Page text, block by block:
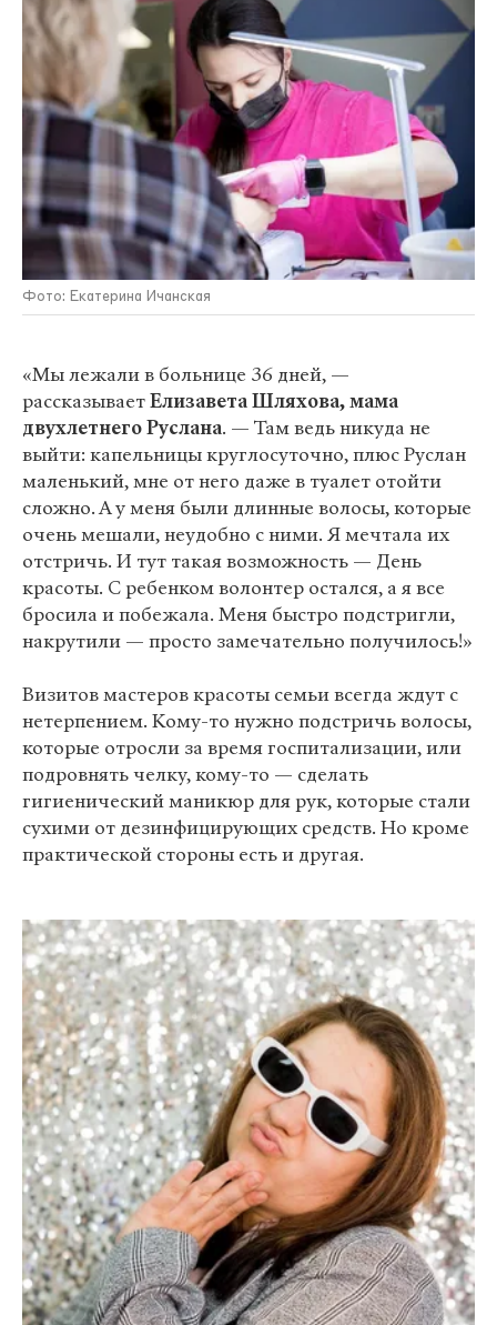
Фото: Екатерина Ичанская
«Мы лежали в больнице 36 дней, —
рассказываетЕлизавета Шляхова, мама
двухлетнего Руслана. — Там ведь никуда не
выйти: капельницы круглосуточно, плюс Руслан
маленький, мне от него даже в туалет отойти
сложно. А у меня были длинные волосы, которые
очень мешали, неудобно с ними. Я мечтала их
отстричь. И тут такая возможность — День
красоты. С ребенком волонтер остался, а я все
бросила и побежала. Меня быстро подстригли,
накрутили — просто замечательно получилось!»
Визитов мастеров красоты семьи всегда ждут с
нетерпением. Кому-то нужно подстричь волосы,
которые отросли за время госпитализации, или
подровнять челку, кому-то — сделать
гигиенический маникюр для рук, которые стали
сухими от дезинфицирующих средств. Но кроме
практической стороны есть и другая.